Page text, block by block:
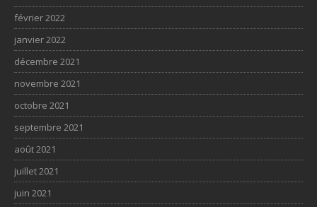
février 2022
janvier 2022
décembre 2021
novembre 2021
octobre 2021
septembre 2021
août 2021
juillet 2021
juin 2021